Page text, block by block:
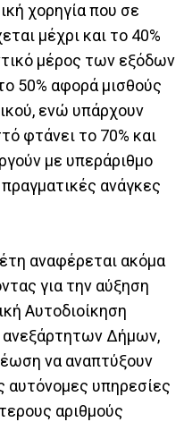
χορηγία που σε
μέχρι και το 40%
μέρος των εξόδων
50% αφορά μισθούς
ενώ υπάρχουν
φτάνει το 70% και
με υπεράριθμο
ανάγκες
αναφέρεται ακόμα
για την αύξηση
Αυτοδιοίκηση
ανεξάρτητων Δήμων,
να αναπτύξουν
αυτόνομες υπηρεσίες
αριθμούς